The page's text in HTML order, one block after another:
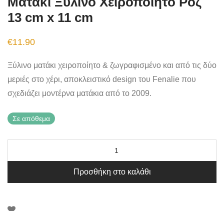
13 cm x 11 cm
€11.90
Ξύλινο ματάκι χειροποίητο & ζωγραφισμένο και από τις δύο
μεριές στο χέρι, αποκλειστικό design του Fenalie που
σχεδιάζει μοντέρνα ματάκια από το 2009.
Σε απόθεμα
Προσθήκη στο καλάθι